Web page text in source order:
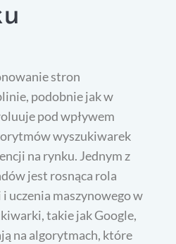
stron
podobnie jak w
pod wpływem
wyszukiwarek
na rynku. Jednym z
jest rosnąca rola
uczenia maszynowego w
takie jak Google,
na algorytmach, które